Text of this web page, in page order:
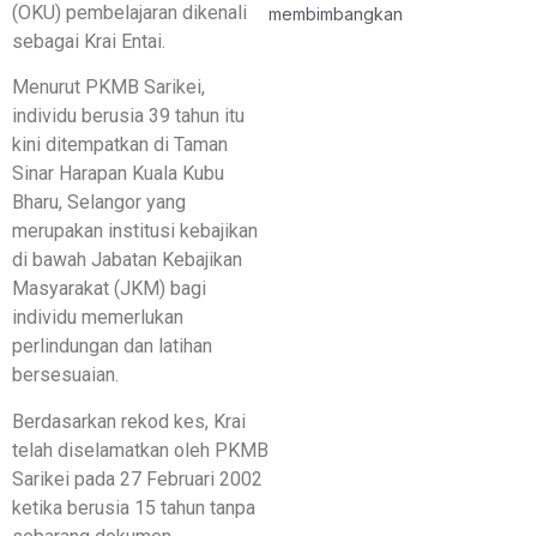
(OKU) pembelajaran dikenali
sebagai Krai Entai.
Menurut PKMB Sarikei,
individu berusia 39 tahun itu
kini ditempatkan di Taman
Sinar Harapan Kuala Kubu
Bharu, Selangor yang
merupakan institusi kebajikan
di bawah Jabatan Kebajikan
Masyarakat (JKM) bagi
individu memerlukan
perlindungan dan latihan
bersesuaian.
Berdasarkan rekod kes, Krai
telah diselamatkan oleh PKMB
Sarikei pada 27 Februari 2002
ketika berusia 15 tahun tanpa
membimbangkan